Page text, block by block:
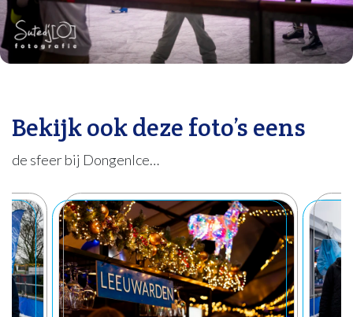
Bekijk ook deze foto’s eens
de sfeer bij DongenIce…